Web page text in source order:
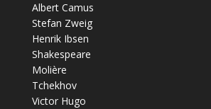
Albert Camus
Stefan Zweig
Henrik Ibsen
Shakespeare
Molière
Tchekhov
Victor Hugo